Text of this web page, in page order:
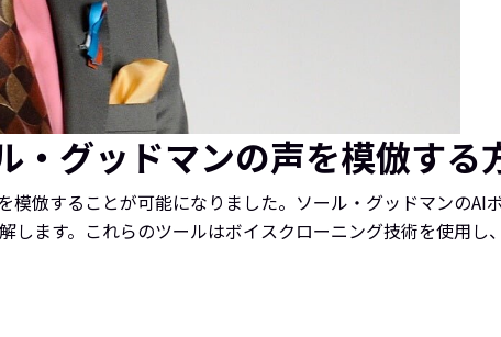
・グッドマンの声を模倣する
模倣することが可能になりました。ソール・グッドマンの
します。これらのツールはボイスクローニング技術を使用